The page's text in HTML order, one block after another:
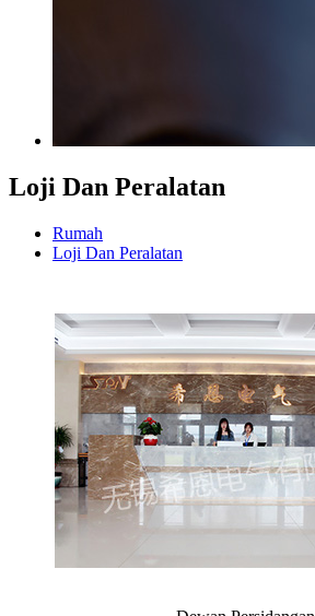
Loji Dan Peralatan
Rumah
Loji Dan Peralatan